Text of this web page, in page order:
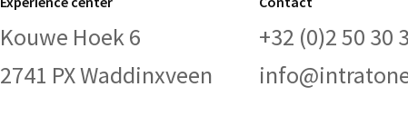
Kouwe Hoek 6
2741 PX Waddinxveen
+32 (0)2 50 30